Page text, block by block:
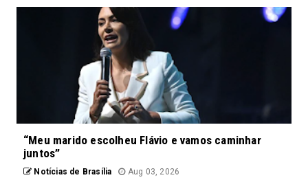
“Meu marido escolheu Flávio e vamos caminhar
juntos”
Notícias de Brasília Aug 03, 2026